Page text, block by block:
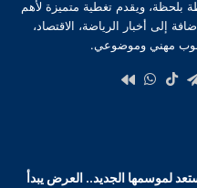
بلحظة، ويقدم تغطية متميزة لأهم
إلى أخبار الرياضة، الاقتصاد،
مهني وموضوعي.
تيلقرام‫TikTokواتساب
لموسمها الجديد.. العرض يبدأ